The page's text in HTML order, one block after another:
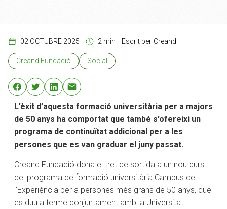
02 OCTUBRE 2025 2 min Escrit per Creand
Creand Fundació Social
L’èxit d’aquesta formació universitària per a majors
de 50 anys ha comportat que també s’ofereixi un
programa de continuïtat addicional per a les
persones que es van graduar el juny passat.
Creand Fundació dona el tret de sortida a un nou curs
del programa de formació universitària Campus de
l’Experiència per a persones més grans de 50 anys, que
es duu a terme conjuntament amb la Universitat